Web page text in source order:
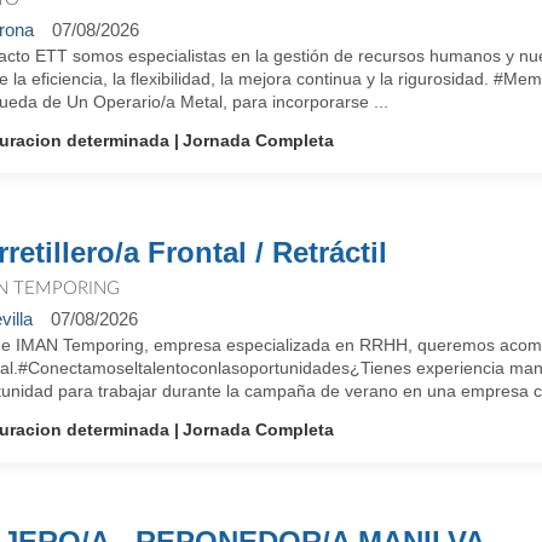
07/08/2026
ETT somos especialistas en la gestión de recursos humanos y
la eficiencia, la flexibilidad, la mejora continua y la rigurosidad.
de Un Operario/a Metal, para incorporarse ...
determinada
Jornada Completa
a Frontal / Retráctil
TEMPORING
07/08/2026
IMAN Temporing, empresa especializada en RRHH, queremos
experiencia
para trabajar durante la campaña de verano en una empresa
determinada
Jornada Completa